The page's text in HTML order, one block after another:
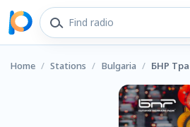
Home / Stations / Bulgaria / БНР